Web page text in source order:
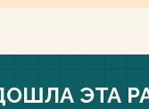
ЭТА